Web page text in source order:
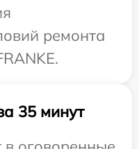
ремонта
35 минут